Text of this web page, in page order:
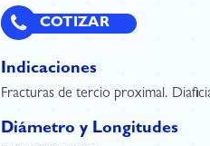
COTIZAR
Indicaciones
Fracturas de tercio proximal.
Diámetro y Longitudes